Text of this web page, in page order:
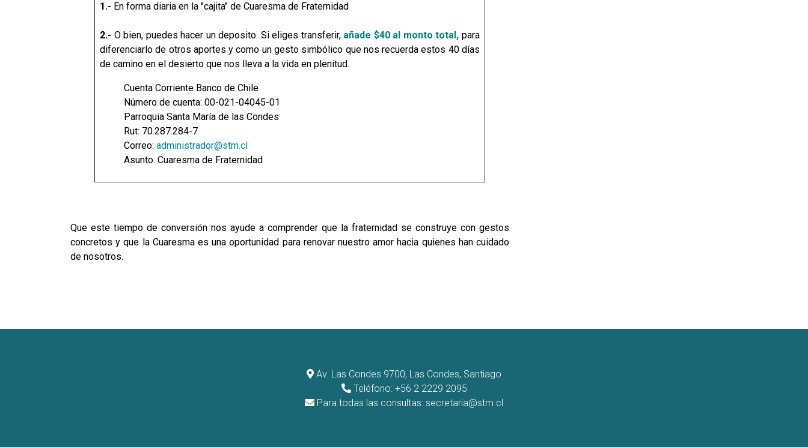
1.- En forma diaria en la "cajita" de Cuaresma de Fraternidad
2.- O bien, puedes hacer un deposito. Si eliges transferir, añade $40 al monto total, para
diferenciarlo de otros aportes y como un gesto simbólico que nos recuerda estos 40 días
de camino en el desierto que nos lleva a la vida en plenitud.
Cuenta Corriente Banco de Chile
Número de cuenta: 00-021-04045-01
Parroquia Santa María de las Condes
Rut: 70.287.284-7
Correo: administrador@stm.cl
Asunto: Cuaresma de Fraternidad
Que este tiempo de conversión nos ayude a comprender que la fraternidad se construye con gestos
concretos y que la Cuaresma es una oportunidad para renovar nuestro amor hacia quienes han cuidado
de nosotros.
Av. Las Condes 9700, Las Condes, Santiago
Teléfono: +56 2 2229 2095
Para todas las consultas: secretaria@stm.cl